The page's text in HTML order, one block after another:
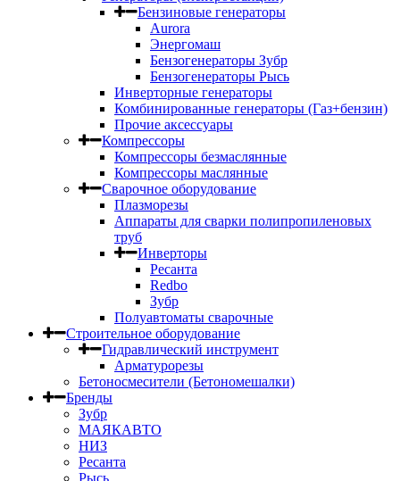
Бензиновые генераторы
Aurora
Энергомаш
Бензогенераторы Зубр
Бензогенераторы Рысь
Инверторные генераторы
Комбинированные генераторы (Газ+бензин)
Прочие аксессуары
Компрессоры
Компрессоры безмаслянные
Компрессоры маслянные
Сварочное оборудование
Плазморезы
Аппараты для сварки полипропиленовых
труб
Инверторы
Ресанта
Redbo
Зубр
Полуавтоматы сварочные
Строительное оборудование
Гидравлический инструмент
Арматурорезы
Бетоносмесители (Бетономешалки)
Бренды
Зубр
МАЯКАВТО
НИЗ
Ресанта
Рысь